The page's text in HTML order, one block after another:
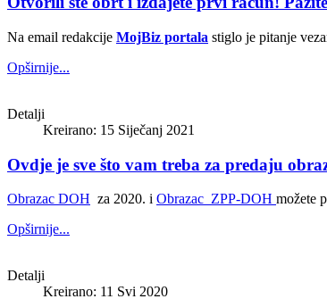
Na email redakcije MojBiz portala stiglo je pitanje
Opširnije...
Detalji
Kreirano: 15 Siječanj 2021
Ovdje je sve što vam treba za predaju
Obrazac DOH​ za 2020. i Obrazac ZPP-DOH možete
Opširnije...
Detalji
Kreirano: 11 Svi 2020